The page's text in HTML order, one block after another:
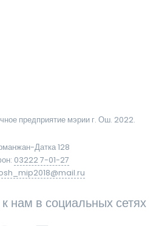
предприятие мэрии г. Ош. 2022.
Датка 128
03222 7-01-27
нам в социальных сетях